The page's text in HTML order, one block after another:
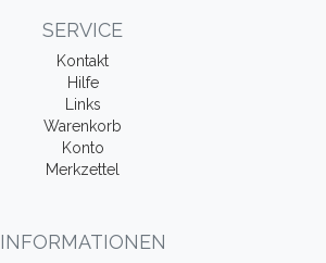
SERVICE
Kontakt
Hilfe
Links
Warenkorb
Konto
Merkzettel
INFORMATIONEN